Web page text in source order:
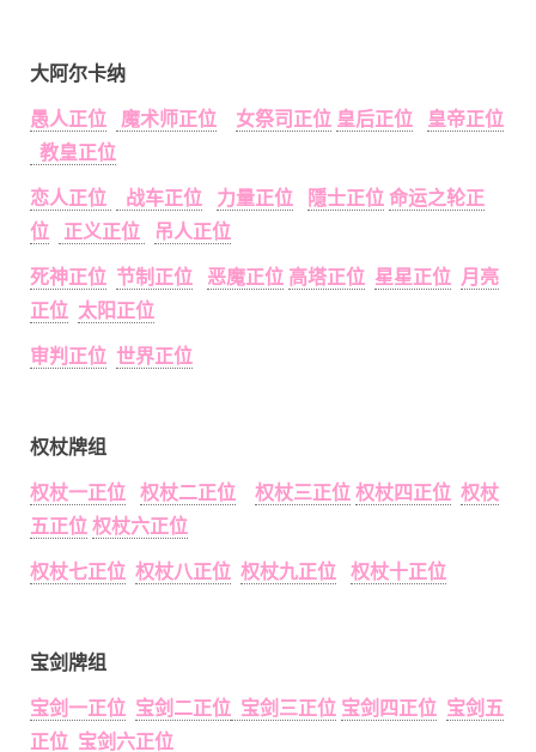
大阿尔卡纳
愚人正位
魔术师正位 女祭司正位 皇后正位
皇帝正位
教皇正位
恋人正位
战车正位 力量正位 隱士正位 命运之轮正
位
正义正位
吊人正位
死神正位 节制正位 恶魔正位 高塔正位 星星正位 月亮
正位 太阳正位
审判正位 世界正位
权杖牌组
权杖一正位
权杖二正位 权杖三正位 权杖四正位 权杖
五正位 权杖六正位
权杖七正位 权杖八正位 权杖九正位 权杖十正位
宝剑牌组
宝剑一正位 宝剑二正位 宝剑三正位 宝剑四正位 宝剑五
正位 宝剑六正位